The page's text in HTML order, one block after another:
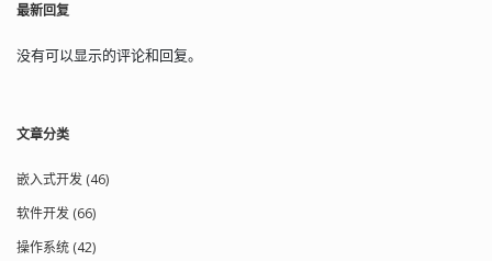
最新回复
没有可以显示的评论和回复。
文章分类
嵌入式开发 (46)
软件开发 (66)
操作系统 (42)